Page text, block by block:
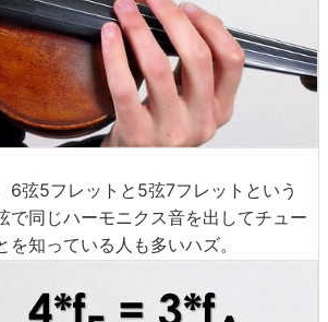
6弦5フレットと5弦7フレットという
で同じハーモニクス音を出してチュー
を知っている人も多いハズ。